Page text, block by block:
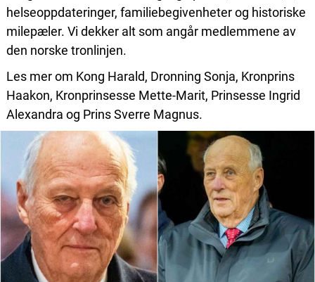
helseoppdateringer, familiebegivenheter og historiske
milepæler. Vi dekker alt som angår medlemmene av
den norske tronlinjen.
Les mer om Kong Harald, Dronning Sonja, Kronprins
Haakon, Kronprinsesse Mette-Marit, Prinsesse Ingrid
Alexandra og Prins Sverre Magnus.